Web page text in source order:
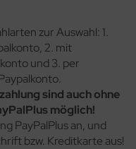
zur Auswahl: 1.
2. mit
und 3. per
sind auch ohne
möglich!
PayPalPlus an, und
bzw. Kreditkarte aus!